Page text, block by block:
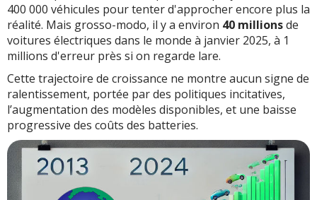
400 000 véhicules pour tenter d'approcher encore plus la
réalité. Mais grosso-modo, il y a environ 40 millionsde
voitures électriques dans le monde à janvier 2025, à 1
millions d'erreur près si on regarde lare.
Cette trajectoire de croissance ne montre aucun signe de
ralentissement, portée par des politiques incitatives,
l’augmentation des modèles disponibles, et une baisse
progressive des coûts des batteries.